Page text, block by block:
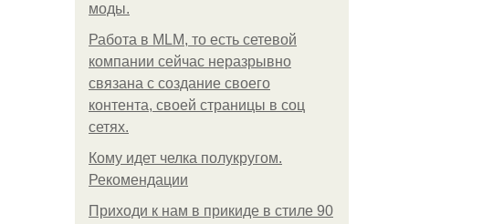
моды.
Работа в MLM, то есть сетевой
компании сейчас неразрывно
связана с создание своего
контента, своей страницы в соц
сетях.
Кому идет челка полукругом.
Рекомендации
Приходи к нам в прикиде в стиле 90